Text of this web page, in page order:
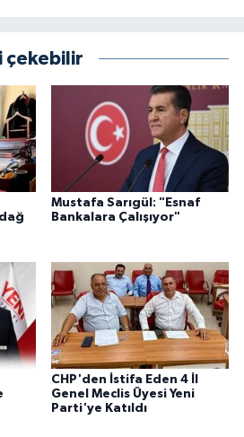
çekebilir
Mustafa Sarıgül: "Esnaf
Bankalara Çalışıyor"
CHP'den İstifa Eden 4 İl
Genel Meclis Üyesi Yeni
Parti'ye Katıldı